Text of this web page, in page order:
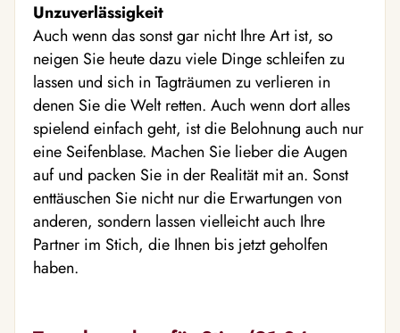
Unzuverlässigkeit
Auch wenn das sonst gar nicht Ihre Art ist, so
neigen Sie heute dazu viele Dinge schleifen zu
lassen und sich in Tagträumen zu verlieren in
denen Sie die Welt retten. Auch wenn dort alles
spielend einfach geht, ist die Belohnung auch nur
eine Seifenblase. Machen Sie lieber die Augen
auf und packen Sie in der Realität mit an. Sonst
enttäuschen Sie nicht nur die Erwartungen von
anderen, sondern lassen vielleicht auch Ihre
Partner im Stich, die Ihnen bis jetzt geholfen
haben.